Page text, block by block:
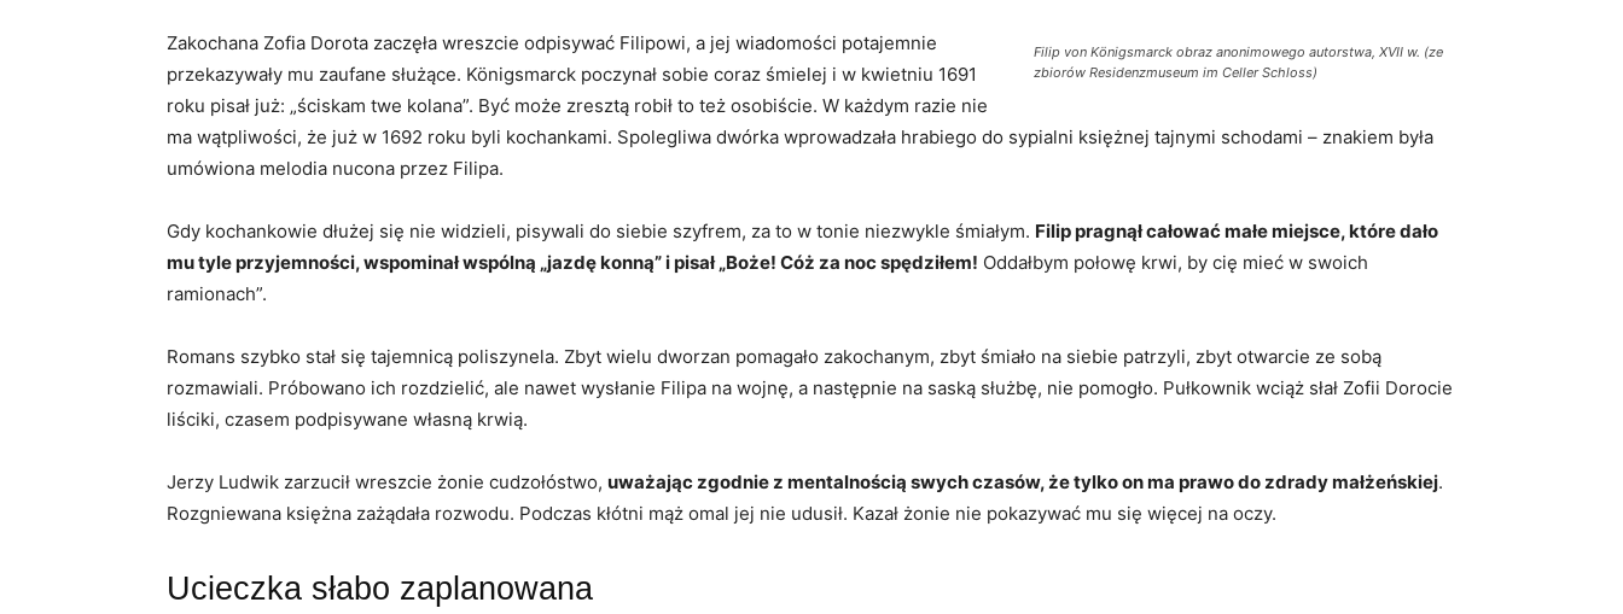
Filip von Königsmarck obraz anonimowego autorstwa, XVII w. (ze
zbiorów Residenzmuseum im Celler Schloss)
Zakochana Zofia Dorota zaczęła wreszcie odpisywać Filipowi, a jej wiadomości potajemnie
przekazywały mu zaufane służące. Königsmarck poczynał sobie coraz śmielej i w kwietniu 1691
roku pisał już: „ściskam twe kolana”. Być może zresztą robił to też osobiście. W każdym razie nie
ma wątpliwości, że już w 1692 roku byli kochankami. Spolegliwa dwórka wprowadzała hrabiego do sypialni księżnej tajnymi schodami – znakiem była
umówiona melodia nucona przez Filipa.
Gdy kochankowie dłużej się nie widzieli, pisywali do siebie szyfrem, za to w tonie niezwykle śmiałym. Filip pragnął całować małe miejsce, które dało
mu tyle przyjemności, wspominał wspólną „jazdę konną” i pisał „Boże! Cóż za noc spędziłem! Oddałbym połowę krwi, by cię mieć w swoich
ramionach”.
Romans szybko stał się tajemnicą poliszynela. Zbyt wielu dworzan pomagało zakochanym, zbyt śmiało na siebie patrzyli, zbyt otwarcie ze sobą
rozmawiali. Próbowano ich rozdzielić, ale nawet wysłanie Filipa na wojnę, a następnie na saską służbę, nie pomogło. Pułkownik wciąż słał Zofii Dorocie
liściki, czasem podpisywane własną krwią.
Jerzy Ludwik zarzucił wreszcie żonie cudzołóstwo, uważając zgodnie z mentalnością swych czasów, że tylko on ma prawo do zdrady małżeńskiej.
Rozgniewana księżna zażądała rozwodu. Podczas kłótni mąż omal jej nie udusił. Kazał żonie nie pokazywać mu się więcej na oczy.
Ucieczka słabo zaplanowana